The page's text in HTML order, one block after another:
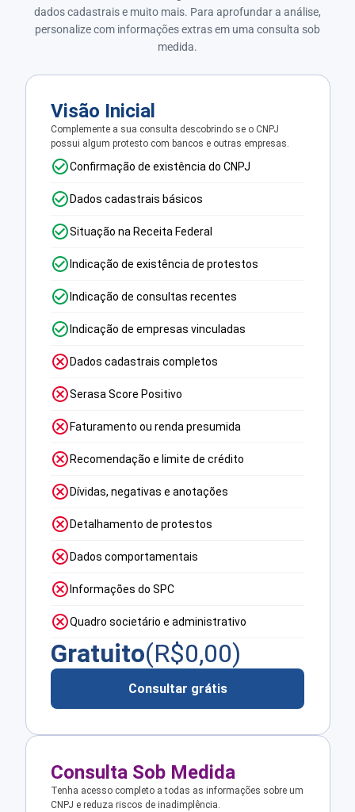
dados cadastrais e muito mais. Para aprofundar a análise,
personalize com informações extras em uma consulta sob
medida.
Visão Inicial
Complemente a sua consulta descobrindo se o CNPJ
possui algum protesto com bancos e outras empresas.
Confirmação de existência do CNPJ
Dados cadastrais básicos
Situação na Receita Federal
Indicação de existência de protestos
Indicação de consultas recentes
Indicação de empresas vinculadas
Dados cadastrais completos
Serasa Score Positivo
Faturamento ou renda presumida
Recomendação e limite de crédito
Dívidas, negativas e anotações
Detalhamento de protestos
Dados comportamentais
Informações do SPC
Quadro societário e administrativo
Gratuito(R$0,00)
Consultar grátis
Consulta Sob Medida
Tenha acesso completo a todas as informações sobre um
CNPJ e reduza riscos de inadimplência.